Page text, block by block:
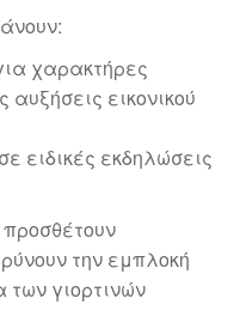
χαρακτήρες
εικονικού
ειδικές εκδηλώσεις
την εμπλοκή
των γιορτινών